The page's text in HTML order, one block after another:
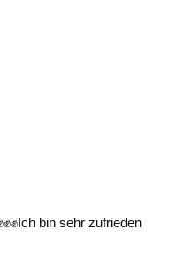
bin sehr zufrieden